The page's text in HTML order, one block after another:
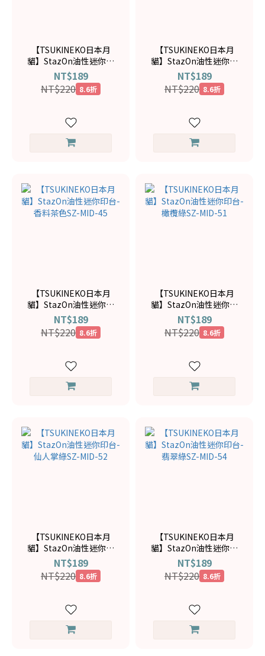
【TSUKINEKO日本月
貓】StazOn油性迷你印
台-陰天灰SZ-MID-34
NT$189
NT$220 8.6折
【TSUKINEKO日本月
貓】StazOn油性迷你印
台-甘納許巧克力SZ-
MID-44
NT$189
NT$220 8.6折
【TSUKINEKO日本月
貓】StazOn油性迷你印
台-香料茶色SZ-MID-45
NT$189
NT$220 8.6折
【TSUKINEKO日本月
貓】StazOn油性迷你印
台-橄欖綠SZ-MID-51
NT$189
NT$220 8.6折
【TSUKINEKO日本月
貓】StazOn油性迷你印
台-仙人掌綠SZ-MID-52
NT$189
NT$220 8.6折
【TSUKINEKO日本月
貓】StazOn油性迷你印
台-翡翠綠SZ-MID-54
NT$189
NT$220 8.6折